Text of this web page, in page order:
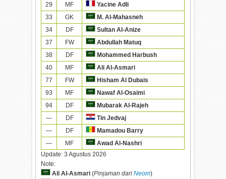
29 MF
Yacine Adli
33
GK
M. Al-Mahasneh
34
DF
Sultan Al-Anize
37
FW
Abdullah Matuq
38
DF
Mohammed Harbush
40
MF
Ali Al-Asmari
77
FW
Hisham Al Dubais
93
MF
Nawaf Al-Osaimi
94
DF
Mubarak Al-Rajeh
—
DF
Tin Jedvaj
—
DF
Mamadou Barry
—
MF
Awad Al-Nashri
Update:3 Agustus 2026
Note:
Ali Al-Asmari (Pinjaman dariNeom)